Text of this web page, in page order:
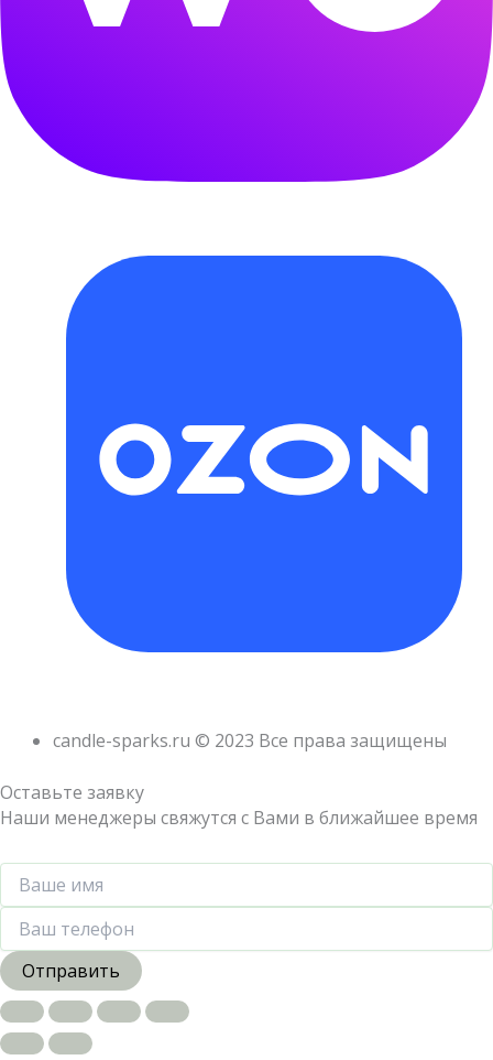
candle-sparks.ru © 2023 Все права защищены
Оставьте заявку
Наши менеджеры свяжутся с Вами в ближайшее время
Отправить